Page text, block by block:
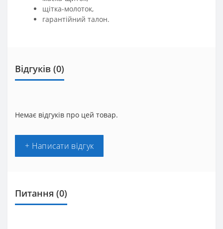
щітка-молоток,
гарантійний талон.
Відгуків (0)
Немає відгуків про цей товар.
+ Написати відгук
Питання (0)